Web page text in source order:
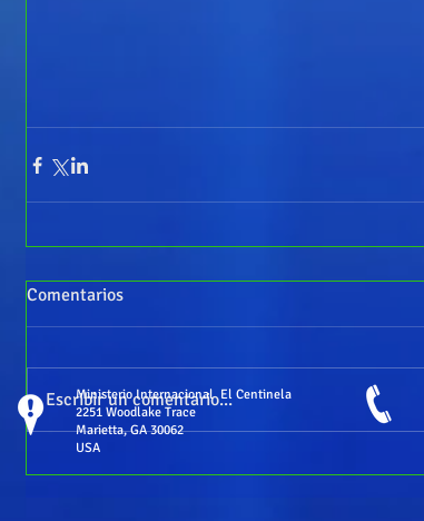
Comentarios
Escribir un comentario...
Ministerio Internacional El Centinela
2251 Woodlake Trace
Marietta, GA 30062
USA